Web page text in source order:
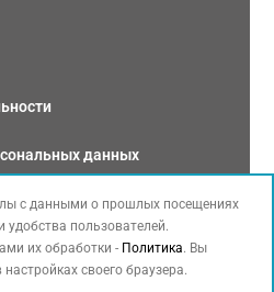
данных
с данными о прошлых посещениях
удобства пользователей.
их обработки - Политика. Вы
своего браузера.